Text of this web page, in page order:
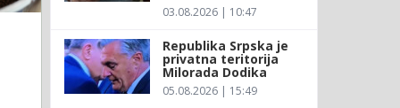
03.08.2026 | 10:47
Republika Srpska je
privatna teritorija
Milorada Dodika
05.08.2026 | 15:49